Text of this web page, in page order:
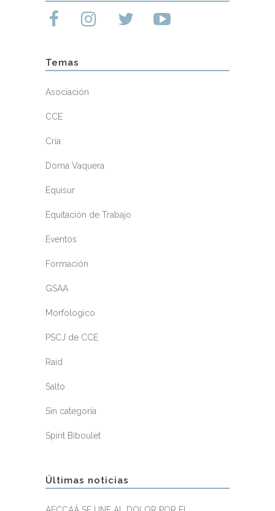
Temas
Asociación
CCE
Cría
Doma Vaquera
Equisur
Equitación de Trabajo
Eventos
Formación
GSAA
Morfologico
PSCJ de CCE
Raid
Salto
Sin categoría
Spirit Biboulet
Últimas noticias